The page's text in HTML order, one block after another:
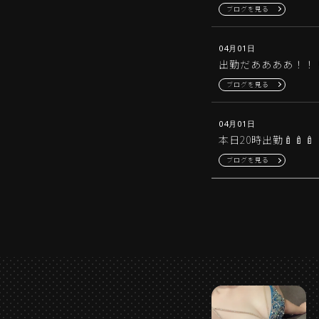
ブログを見る
04月01日
出勤だああああ！！
ブログを見る
04月01日
本日20時出勤🍼🍼🍼
ブログを見る